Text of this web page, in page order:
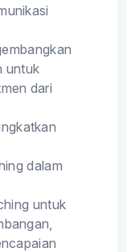
untuk
dari
dalam
untuk